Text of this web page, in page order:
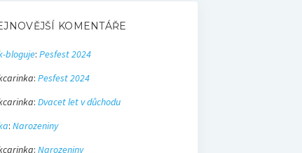
KOMENTÁŘE
bloguje: Pesfest 2024
: Pesfest 2024
: Dvacet let v důchodu
: Narozeniny
: Narozeniny